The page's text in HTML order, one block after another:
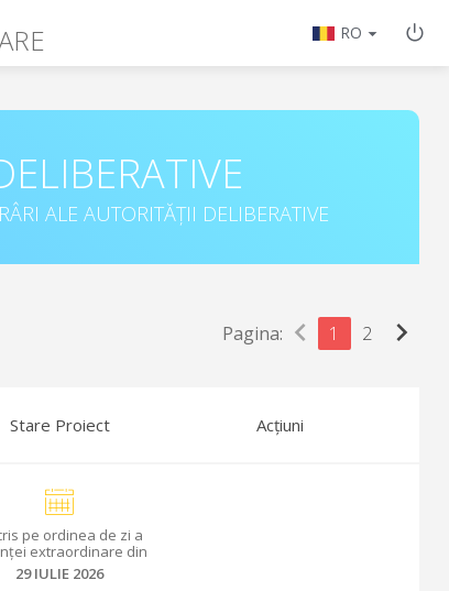
RO
ALE AUTORITĂȚII DELIBERATIVE
Pagina: chevron_left 1 2 chevron_right
Stare Proiect Acțiuni
pe ordinea de zi a
extraordinare din
29 IULIE 2026